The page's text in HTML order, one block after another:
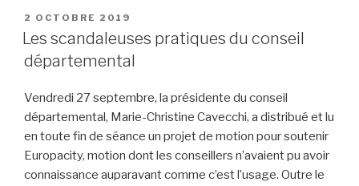
PUBLIÉ
LE
2 OCTOBRE 2019
Les scandaleuses pratiques du conseil
départemental
Vendredi 27 septembre, la présidente du conseil
départemental, Marie-Christine Cavecchi, a distribué et lu
en toute fin de séance un projet de motion pour soutenir
Europacity, motion dont les conseillers n’avaient pu avoir
connaissance auparavant comme c’est l’usage. Outre le